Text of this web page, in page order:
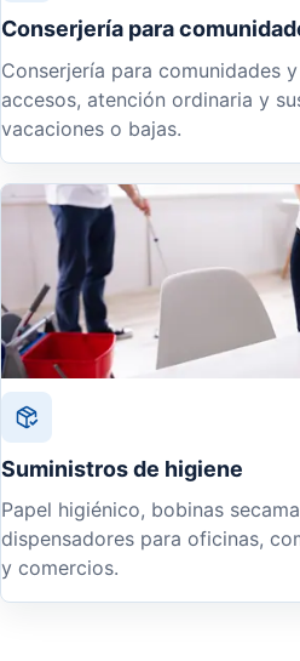
Conserjería para
Conserjería para comunidades
accesos, atención ordinaria y
vacaciones o bajas.
Suministros de higiene
Papel higiénico, bobinas
dispensadores para oficinas,
y comercios.